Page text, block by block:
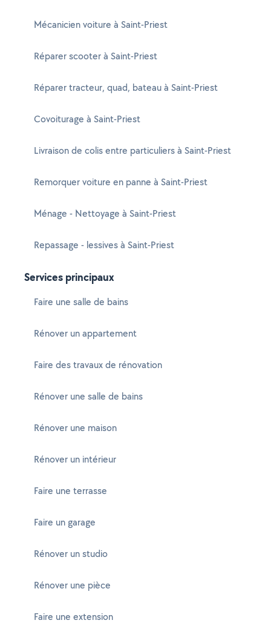
Mécanicien voiture à Saint-Priest
Réparer scooter à Saint-Priest
Réparer tracteur, quad, bateau à Saint-Priest
Covoiturage à Saint-Priest
Livraison de colis entre particuliers à Saint-Priest
Remorquer voiture en panne à Saint-Priest
Ménage - Nettoyage à Saint-Priest
Repassage - lessives à Saint-Priest
Services principaux
Faire une salle de bains
Rénover un appartement
Faire des travaux de rénovation
Rénover une salle de bains
Rénover une maison
Rénover un intérieur
Faire une terrasse
Faire un garage
Rénover un studio
Rénover une pièce
Faire une extension